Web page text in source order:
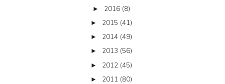
► 2016 (8)
► 2015 (41)
► 2014 (49)
► 2013 (56)
► 2012 (45)
► 2011 (80)